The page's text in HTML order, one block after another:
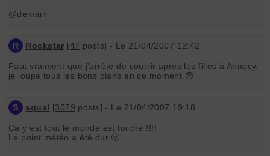
@demain
R Rockstar [47 posts] - Le 21/04/2007 12:42
Faut vraiment que j'arrête de courrir après les filles à Annecy,
je loupe tous les bons plans en ce moment 😯
S squal [3079 posts] - Le 21/04/2007 19:18
Ca y est tout le monde est torché !!!!
Le point météo a été dur 🤢